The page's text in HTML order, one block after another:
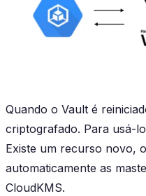
Quando o Vault é
criptografado. Para usá-
Existe um recurso novo,
automaticamente as
CloudKMS.